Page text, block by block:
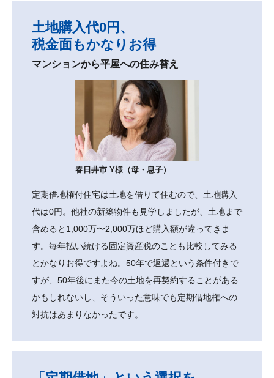
土地購入代0円、
税金面もかなりお得
マンションから平屋への住み替え
定期借地権付住宅は土地を借りて住むので、土地購入
代は0円。他社の新築物件も見学しましたが、土地まで
含めると1,000万〜2,000万ほど購入額が違ってきま
す。毎年払い続ける固定資産税のことも比較してみる
とかなりお得ですよね。50年で返還という条件付きで
すが、50年後にまた今の土地を再契約することがある
かもしれないし、そういった意味でも定期借地権への
対抗はあまりなかったです。
春日井市 Y様（母・息子）